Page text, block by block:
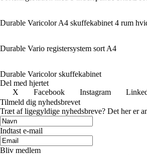
Durable Varicolor A4 skuffekabinet 4 rum
Durable Vario registersystem sort A4
Durable Varicolor skuffekabinet
Del med hjertet
X
Facebook Instagram
Tilmeld dig nyhedsbrevet
Træt af ligegyldige nyhedsbreve? Det her er
Indtast e-mail
Bliv medlem